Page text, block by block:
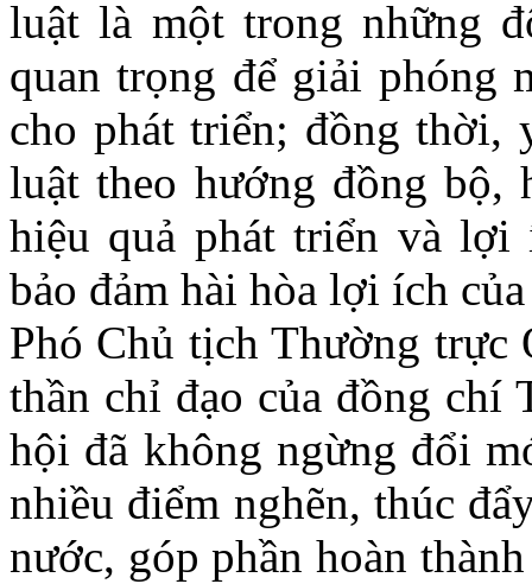
luật là một trong những
quan trọng để giải phóng
cho phát triển; đồng thời,
luật theo hướng đồng bộ,
hiệu quả phát triển và lợi
bảo đảm hài hòa lợi ích
Phó Chủ tịch Thường trực
thần chỉ đạo của đồng
hội đã không ngừng đổi
nhiều điểm nghẽn, thúc
nước, góp phần hoàn